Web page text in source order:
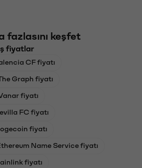
fazlasını keşfet
fiyatlar
CF fiyatı
Graph fiyatı
fiyatı
FC fiyatı
fiyatı
Name Service fiyatı
fiyatı